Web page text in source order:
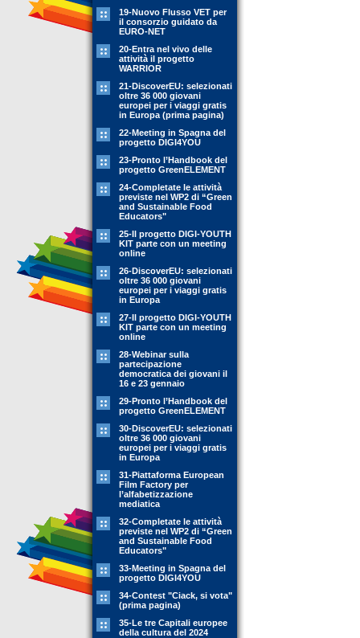
19-Nuovo Flusso VET per
il consorzio guidato da
EURO-NET
20-Entra nel vivo delle
attività il progetto
WARRIOR
21-DiscoverEU: selezionati
oltre 36 000 giovani
europei per i viaggi gratis
in Europa (prima pagina)
22-Meeting in Spagna del
progetto DIGI4YOU
23-Pronto l’Handbook del
progetto GreenELEMENT
24-Completate le attività
previste nel WP2 di “Green
and Sustainable Food
Educators"
25-Il progetto DIGI-YOUTH
KIT parte con un meeting
online
26-DiscoverEU: selezionati
oltre 36 000 giovani
europei per i viaggi gratis
in Europa
27-Il progetto DIGI-YOUTH
KIT parte con un meeting
online
28-Webinar sulla
partecipazione
democratica dei giovani il
16 e 23 gennaio
29-Pronto l’Handbook del
progetto GreenELEMENT
30-DiscoverEU: selezionati
oltre 36 000 giovani
europei per i viaggi gratis
in Europa
31-Piattaforma European
Film Factory per
l’alfabetizzazione
mediatica
32-Completate le attività
previste nel WP2 di “Green
and Sustainable Food
Educators"
33-Meeting in Spagna del
progetto DIGI4YOU
34-Contest "Ciack, si vota"
(prima pagina)
35-Le tre Capitali europee
della cultura del 2024